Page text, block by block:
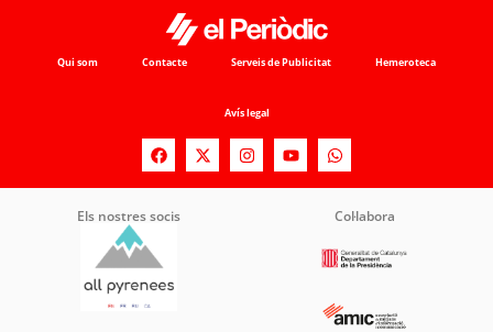
Qui som Contacte Serveis de Publicitat Hemeroteca
Avís legal
Els nostres socis Col·labora